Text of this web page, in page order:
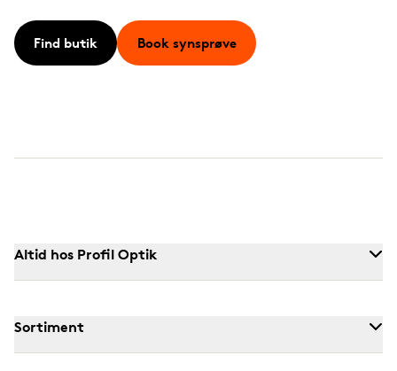
Find butik Book synsprøve
Altid hos Profil Optik
Sortiment